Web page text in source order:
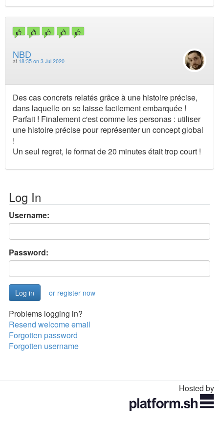
NBD
at 18:35 on 3 Jul 2020
Des cas concrets relatés grâce à une histoire précise,
dans laquelle on se laisse facilement embarquée !
Parfait ! Finalement c'est comme les personas : utiliser
une histoire précise pour représenter un concept global
!
Un seul regret, le format de 20 minutes était trop court !
Log In
Username:
Password:
or register now
Problems logging in?
Resend welcome email
Forgotten password
Forgotten username
Hosted by